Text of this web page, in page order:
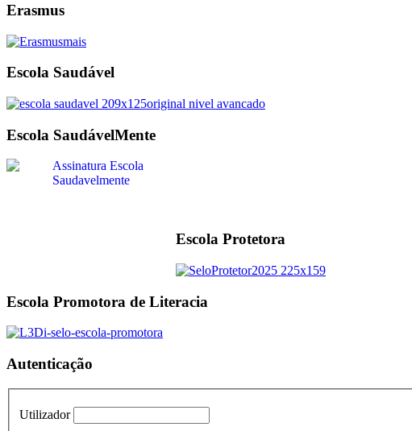
Erasmus
Escola Saudável
Escola SaudávelMente
Escola Protetora
Escola Promotora de Literacia
Autenticação
Utilizador